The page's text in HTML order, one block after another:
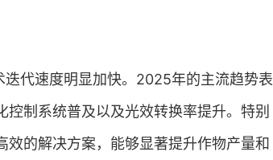
代速度明显加快。2025年的主流趋势表
制系统普及以及光效转换率提升。特别
的解决方案，能够显著提升作物产量和